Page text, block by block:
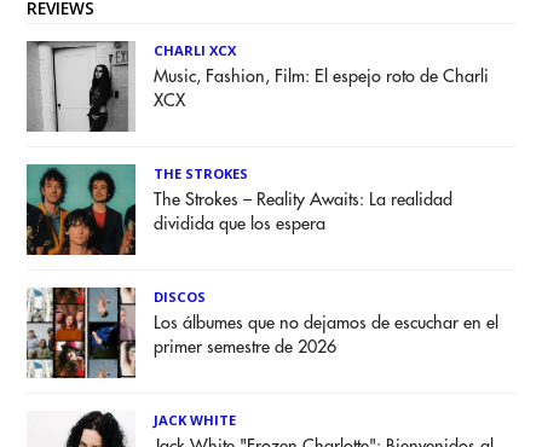
REVIEWS
CHARLI XCX
Music, Fashion, Film: El espejo roto de Charli
XCX
THE STROKES
The Strokes – Reality Awaits: La realidad
dividida que los espera
DISCOS
Los álbumes que no dejamos de escuchar en el
primer semestre de 2026
JACK WHITE